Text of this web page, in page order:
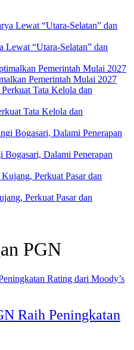
“Utara-Selatan” dan
Pemerintah Mulai 2027
Tata Kelola dan
Dalami Penerapan
Perkuat Pasar dan
PGN
Raih Peningkatan